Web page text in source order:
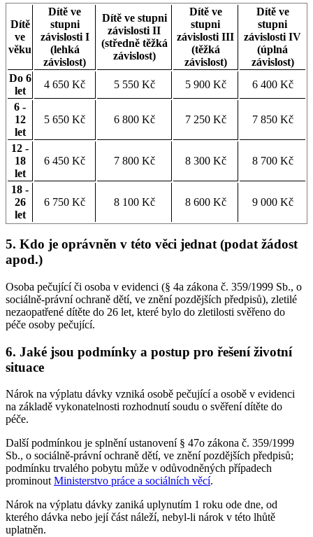
Dítě
ve
věku
Dítě ve
stupni
závislosti I
(lehká
závislost)
Dítě ve stupni
závislosti II
(středně těžká
závislost)
Dítě ve
stupni
závislosti III
(těžká
závislost)
Dítě ve
stupni
závislosti IV
(úplná
závislost)
Do 6
let
4 650 Kč 5 550 Kč 5 900 Kč
6 400 Kč
6 -
12
let
5 650 Kč 6 800 Kč 7 250 Kč 7 850 Kč
12 -
18
let
6 450 Kč 7 800 Kč 8 300 Kč 8 700 Kč
18 -
26
let
6 750 Kč 8 100 Kč 8 600 Kč 9 000 Kč
5. Kdo je oprávněn v této věci jednat (podat žádost
apod.)
Osoba pečující či osoba v evidenci (§ 4a zákona č. 359/1999 Sb., o
sociálně-právní ochraně dětí, ve znění pozdějších předpisů), zletilé
nezaopatřené dítěte do 26 let, které bylo do zletilosti svěřeno do
péče osoby pečující.
6. Jaké jsou podmínky a postup pro řešení životní
situace
Nárok na výplatu dávky vzniká osobě pečující a osobě v evidenci
na základě vykonatelnosti rozhodnutí soudu o svěření dítěte do
péče.
Další podmínkou je splnění ustanovení § 47o zákona č. 359/1999
Sb., o sociálně-právní ochraně dětí, ve znění pozdějších předpisů;
podmínku trvalého pobytu může v odůvodněných případech
prominoutMinisterstvo práce a sociálních věcí.
Nárok na výplatu dávky zaniká uplynutím 1 roku ode dne, od
kterého dávka nebo její část náleží, nebyl-li nárok v této lhůtě
uplatněn.